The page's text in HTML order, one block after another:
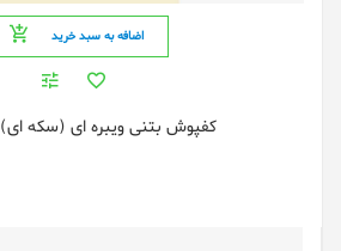
اضافه به سبد خرید
کفپوش بتنی ویبره ای (سکه ای) 40x40cm